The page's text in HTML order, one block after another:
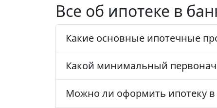
Все об ипотеке в
Какие основные ипотечные
Какой минимальный
Можно ли оформить ипотеку